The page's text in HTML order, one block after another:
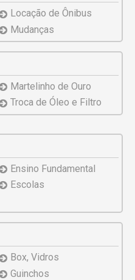
Locação de Ônibus
Mudanças
Martelinho de Ouro
Troca de Óleo e Filtro
Ensino Fundamental
Escolas
Box, Vidros
Guinchos